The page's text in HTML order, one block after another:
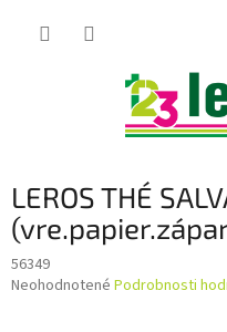
LEROS THÉ
56349
Priemerné
Neohodnotené Podrobnosti